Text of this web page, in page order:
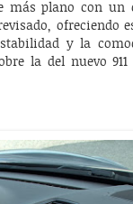
más plano con un
ofreciendo
y la
la del nuevo 911